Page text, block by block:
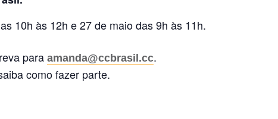
10h às 12h e 27 de maio das 9h às 11h.
para amanda@ccbrasil.cc.
como fazer parte.